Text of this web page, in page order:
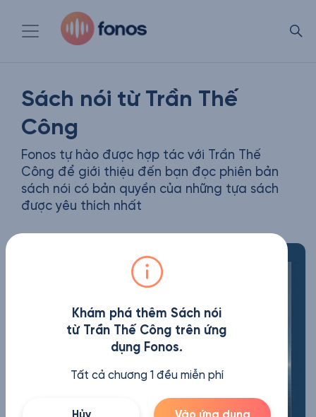
Sách nói từ Trần Thế
Công
Fonos tự hào được hợp tác với Trần Thế
Công để giới thiệu đến bạn đọc phiên bản
sách nói có bản quyền của những tựa sách
được yêu thích nhất
Khám phá thêm Sách nói
từ Trần Thế Công trên ứng
dụng Fonos.
Tất cả chương 1 đều miễn phí
Hủy Vào ứng dụng